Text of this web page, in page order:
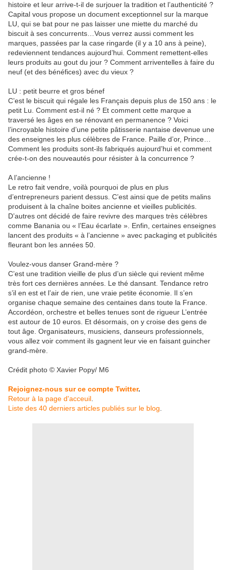
histoire et leur arrive-t-il de surjouer la tradition et l’authenticité ?
Capital vous propose un document exceptionnel sur la marque
LU, qui se bat pour ne pas laisser une miette du marché du
biscuit à ses concurrents…Vous verrez aussi comment les
marques, passées par la case ringarde (il y a 10 ans à peine),
redeviennent tendances aujourd’hui. Comment remettent-elles
leurs produits au gout du jour ? Comment arriventelles à faire du
neuf (et des bénéfices) avec du vieux ?
LU : petit beurre et gros bénef
C’est le biscuit qui régale les Français depuis plus de 150 ans : le
petit Lu. Comment est-il né ? Et comment cette marque a
traversé les âges en se rénovant en permanence ? Voici
l’incroyable histoire d’une petite pâtisserie nantaise devenue une
des enseignes les plus célèbres de France. Paille d’or, Prince…
Comment les produits sont-ils fabriqués aujourd’hui et comment
crée-t-on des nouveautés pour résister à la concurrence ?
A l’ancienne !
Le retro fait vendre, voilà pourquoi de plus en plus
d’entrepreneurs parient dessus. C’est ainsi que de petits malins
produisent à la chaîne boites ancienne et vieilles publicités.
D’autres ont décidé de faire revivre des marques très célèbres
comme Banania ou « l’Eau écarlate ». Enfin, certaines enseignes
lancent des produits « à l’ancienne » avec packaging et publicités
fleurant bon les années 50.
Voulez-vous danser Grand-mère ?
C’est une tradition vieille de plus d’un siècle qui revient même
très fort ces dernières années. Le thé dansant. Tendance retro
s’il en est et l’air de rien, une vraie petite économie. Il s’en
organise chaque semaine des centaines dans toute la France.
Accordéon, orchestre et belles tenues sont de rigueur L’entrée
est autour de 10 euros. Et désormais, on y croise des gens de
tout âge. Organisateurs, musiciens, danseurs professionnels,
vous allez voir comment ils gagnent leur vie en faisant guincher
grand-mère.
Crédit photo © Xavier Popy/ M6
Rejoignez-nous sur ce compte Twitter.
Retour à la page d'acceuil
Liste des 40 derniers articles publiés sur le blog